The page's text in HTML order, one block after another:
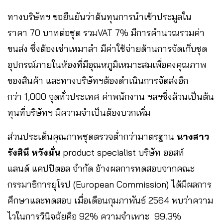
ทางบริษัทฯ ขอยืนยันว่าต้นทุนการนำเข้าประมูลใน
ราคา 70 บาทต่อชุด รวมVAT 7% มีการคำนวณรวมค่า
ขนส่ง ซึ่งต้องเช่าเหมาลำ มีค่าใช้จ่ายด้านการจัดเก็บชุด
อุปกรณ์ภายในห้องที่มีอุณหภูมิเหมาะสมเพื่อคงคุณภาพ
ของสินค้า และทางบริษัทฯต้องดำเนินการจัดส่งอีก
กว่า 1,000 จุดทั่วประเทศ ค่าพนักงาน ฯลฯซึ่งล้วนเป็นต้น
ทุนที่บริษัทฯ มีความจำเป็นต้องบวกเพิ่ม
ส่วนประเด็นคุณภาพชุดตรวจต่ำกว่ามาตรฐาน นางสาว
รังสินี หวังมั่น product specialist บริษัท ออสท์
แลนด์ แคปปิตอล จำกัด อ้างผลการทดสอบจากคณะ
กรรมาธิการยุโรป (European Commission) ได้มีผลการ
ศึกษาและทดสอบ เมื่อเดือนกุมภาพันธ์ 2564 พบว่าความ
ไวในการวินิจฉัยคือ 92% ความจำเพาะ 99.3%